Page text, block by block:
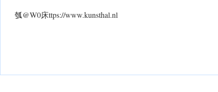
瓠@W0床ttps://www.kunsthal.nl